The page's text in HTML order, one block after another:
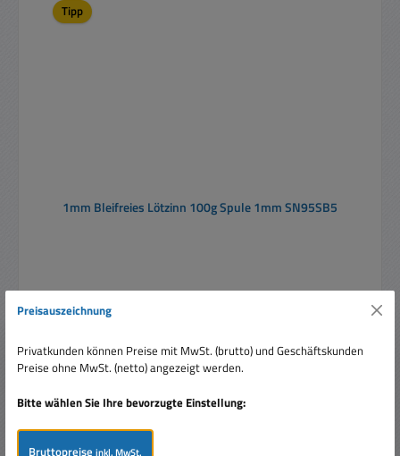
Tipp
1mm Bleifreies Lötzinn 100g Spule 1mm SN95SB5
Verkaufspreis:
13,75 € Regulärer Preis:
17,95 €(23.4% gespart)
Preisauszeichnung
Privatkunden können Preise mit MwSt. (brutto) und Geschäftskunden
Preise ohne MwSt. (netto) angezeigt werden.
Bitte wählen Sie Ihre bevorzugte Einstellung:
Bruttopreiseinkl. MwSt.